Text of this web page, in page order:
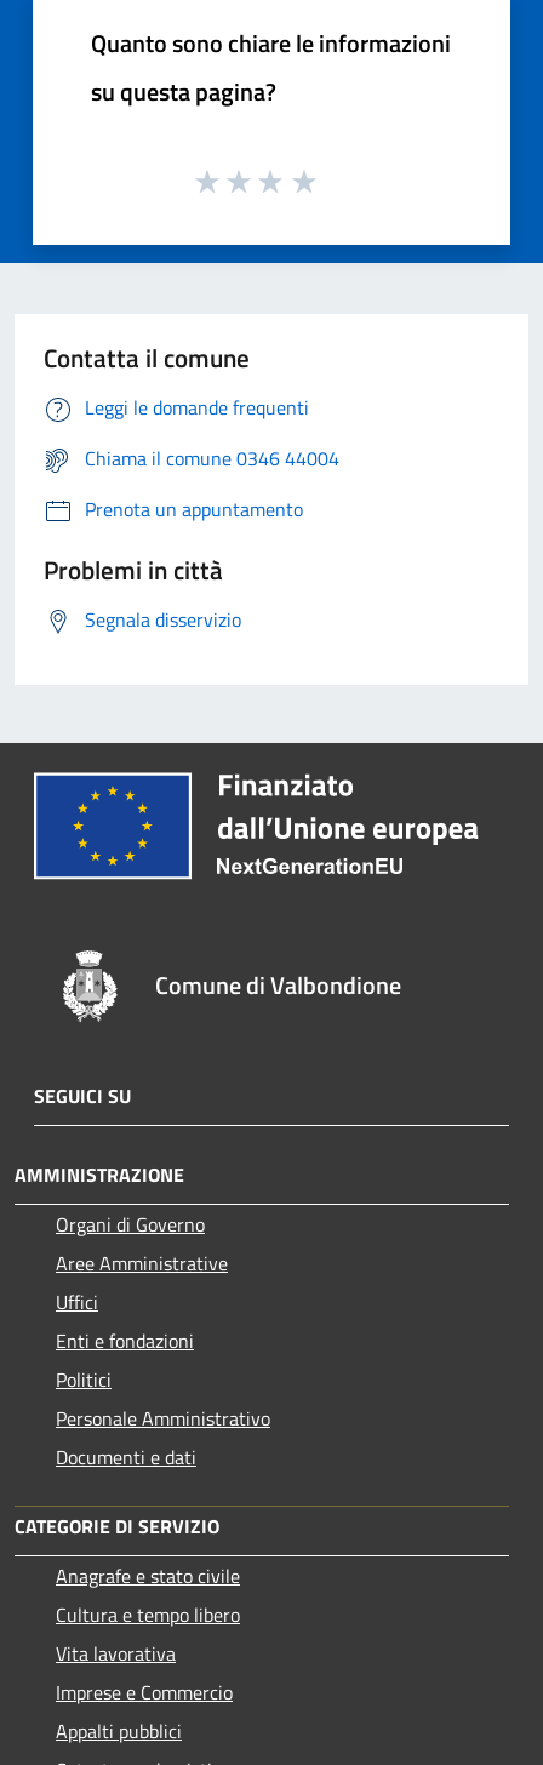
Quanto sono chiare le informazioni
su questa pagina?
Contatta il comune
Leggi le domande frequenti
Chiama il comune 0346 44004
Prenota un appuntamento
Problemi in città
Segnala disservizio
Comune di Valbondione
SEGUICI SU
AMMINISTRAZIONE
Organi di Governo
Aree Amministrative
Uffici
Enti e fondazioni
Politici
Personale Amministrativo
Documenti e dati
CATEGORIE DI SERVIZIO
Anagrafe e stato civile
Cultura e tempo libero
Vita lavorativa
Imprese e Commercio
Appalti pubblici